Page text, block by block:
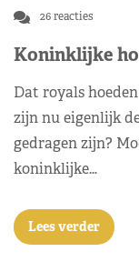
26 reacties
Koninklijke
Dat royals
zijn nu eigenlijk
gedragen zijn?
koninklijke…
Lees verder